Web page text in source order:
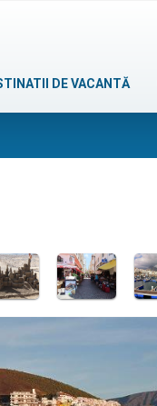
DE VACANTĂ